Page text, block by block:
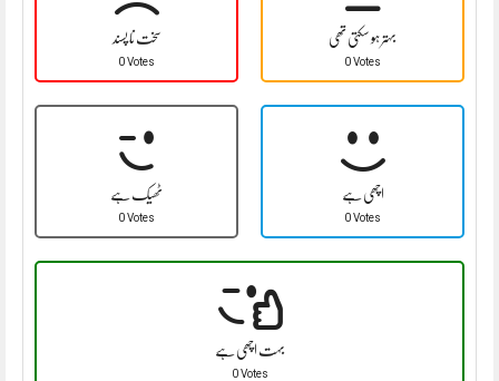
سخت نا پسند
0 Votes
بہتر ہو سکتی تھی
0 Votes
ٹھیک ہے
0 Votes
اچھی ہے
0 Votes
بہت اچھی ہے
0 Votes